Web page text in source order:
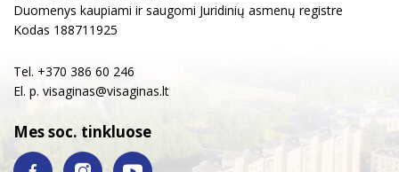
Duomenys kaupiami ir saugomi Juridinių asmenų registre
Kodas 188711925
Tel. +370 386 60 246
El. p. visaginas@visaginas.lt
Mes soc. tinkluose